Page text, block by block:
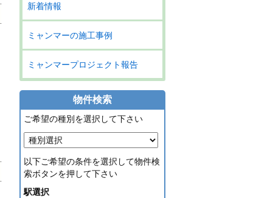
新着情報
ミャンマーの施工事例
ミャンマープロジェクト報告
物件検索
ご希望の種別を選択して下さい
以下ご希望の条件を選択して物件検
索ボタンを押して下さい
駅選択